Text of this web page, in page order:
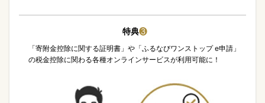
特典❸
「寄附金控除に関する証明書」や「ふるなびワンストップ e申請」
の税金控除に関わる各種オンラインサービスが利用可能に！